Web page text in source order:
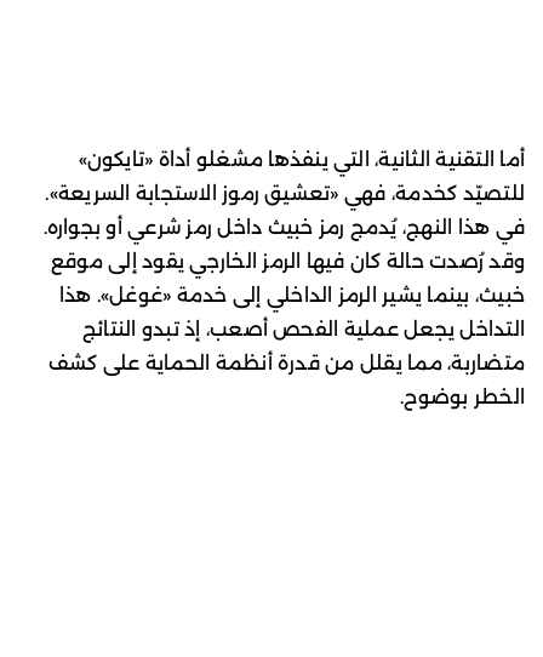
أما التقنية الثانية، التي ينفذها مشغلو أداة «تايكون»
للتصيّد كخدمة، فهي «تعشيق رموز الاستجابة السريعة».
في هذا النهج، يُدمج رمز خبيث داخل رمز شرعي أو بجواره.
وقد رُصدت حالة كان فيها الرمز الخارجي يقود إلى موقع
خبيث، بينما يشير الرمز الداخلي إلى خدمة «غوغل». هذا
التداخل يجعل عملية الفحص أصعب، إذ تبدو النتائج
متضاربة، مما يقلل من قدرة أنظمة الحماية على كشف
الخطر بوضوح.